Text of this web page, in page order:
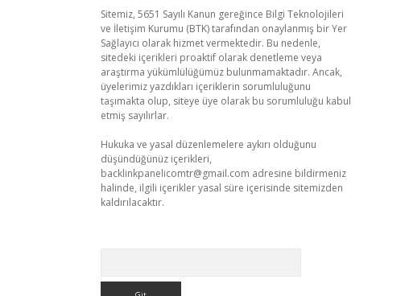
Sitemiz, 5651 Sayılı Kanun gereğince Bilgi Teknolojileri
ve İletişim Kurumu (BTK) tarafından onaylanmış bir Yer
Sağlayıcı olarak hizmet vermektedir. Bu nedenle,
sitedeki içerikleri proaktif olarak denetleme veya
araştırma yükümlülüğümüz bulunmamaktadır. Ancak,
üyelerimiz yazdıkları içeriklerin sorumluluğunu
taşımakta olup, siteye üye olarak bu sorumluluğu kabul
etmiş sayılırlar.
Hukuka ve yasal düzenlemelere aykırı olduğunu
düşündüğünüz içerikleri,
backlinkpanelicomtr@gmail.com adresine bildirmeniz
halinde, ilgili içerikler yasal süre içerisinde sitemizden
kaldırılacaktır.